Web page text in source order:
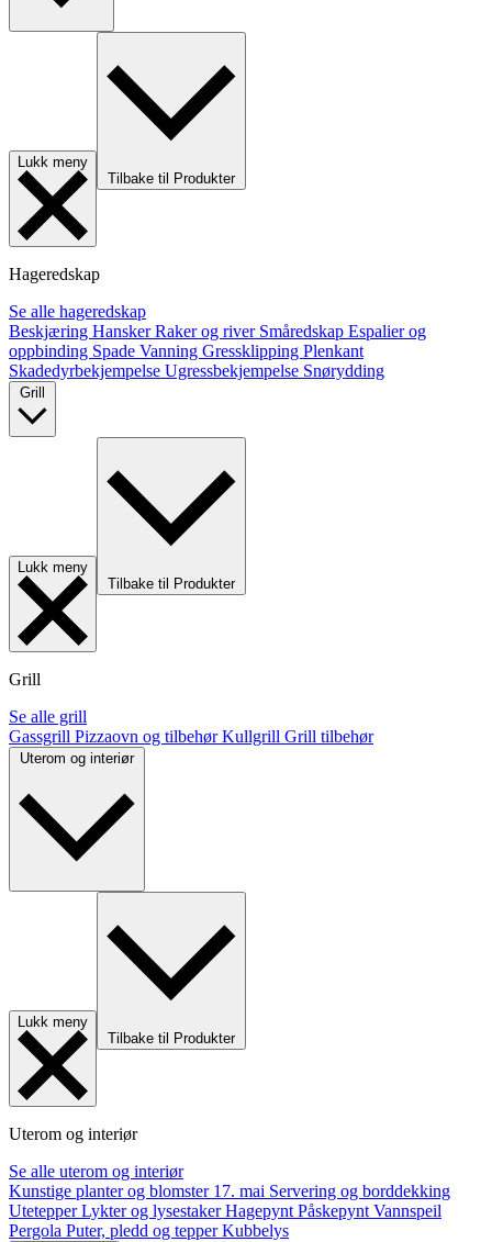
Lukk meny
Tilbake til Produkter
Hageredskap
Se alle hageredskap
Beskjæring HanskerRaker og river Småredskap Espalier og
oppbinding Spade Vanning Gressklipping Plenkant
Skadedyrbekjempelse Ugressbekjempelse Snørydding
Lukk meny
Tilbake til Produkter
Grill
Se alle grill
Gassgrill Pizzaovn og tilbehørKullgrill Grill tilbehør
Uterom og interiør
Lukk meny
Tilbake til Produkter
Uterom og interiør
Se alle uterom og interiør
Kunstige planter og blomster 17. mai Servering og borddekking
UtetepperLykter og lysestakerHagepynt Påskepynt Vannspeil
Pergola Puter, pledd og tepperKubbelys